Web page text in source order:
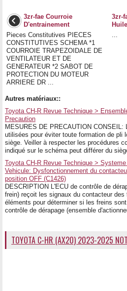
3zr-fae Courroie
D'entrainement
Pieces Constitutives PIECES
CONSTITUTIVES SCHEMA *1
COURROIE TRAPEZOIDALE DE
VENTILATEUR ET DE
GENERATEUR *2 SABOT DE
PROTECTION DU MOTEUR
ARRIERE DR ...
3zr-
Huile
Autres matériaux::
Toyota CH-R Revue Technique >
Precaution
MESURES DE PRECAUTION
utilisées pour éviter toute formation de pli
siège. Veiller à respecter les procédures
indiqué sur le schéma peut différer du
Toyota CH-R Revue Technique >
Vehicule: Dysfonctionnement du
position OFF (C1426)
DESCRIPTION L'ECU de contrôle de
frein) reçoit les signaux du contacteur
éléments pour déterminer si les freins
contrôle de dérapage (ensemble
TOYOTA C-HR (AX20) 2023-2025